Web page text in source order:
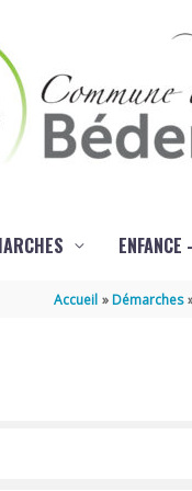
ENFANCE
Accueil Démarches